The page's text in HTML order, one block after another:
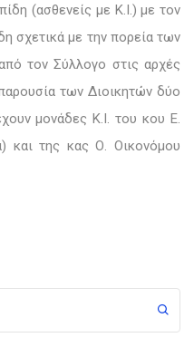
(ασθενείς με Κ.Ι.) με τον
σχετικά με την πορεία των
τον Σύλλογο στις αρχές
των Διοικητών δύο
μονάδες Κ.Ι. του κου Ε.
και της κας Ο. Οικονόμου